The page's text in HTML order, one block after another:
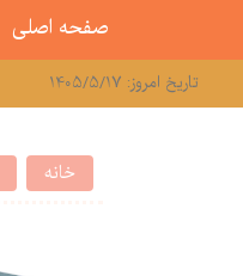
صفحه اصلی
تاریخ امروز: 1405/5/17
خانه